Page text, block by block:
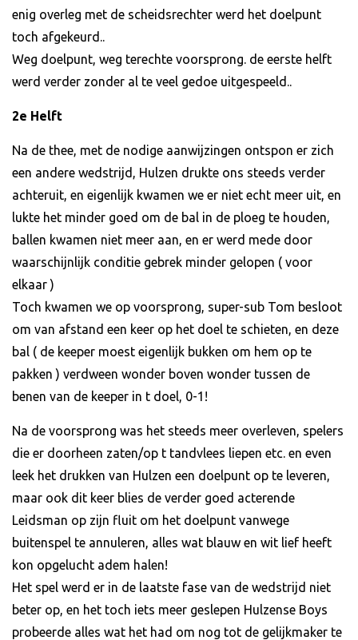
enig overleg met de scheidsrechter werd het doelpunt
toch afgekeurd..
Weg doelpunt, weg terechte voorsprong. de eerste helft
werd verder zonder al te veel gedoe uitgespeeld..
2e Helft
Na de thee, met de nodige aanwijzingen ontspon er zich
een andere wedstrijd, Hulzen drukte ons steeds verder
achteruit, en eigenlijk kwamen we er niet echt meer uit, en
lukte het minder goed om de bal in de ploeg te houden,
ballen kwamen niet meer aan, en er werd mede door
waarschijnlijk conditie gebrek minder gelopen ( voor
elkaar )
Toch kwamen we op voorsprong, super-sub Tom besloot
om van afstand een keer op het doel te schieten, en deze
bal ( de keeper moest eigenlijk bukken om hem op te
pakken ) verdween wonder boven wonder tussen de
benen van de keeper in t doel, 0-1!
Na de voorsprong was het steeds meer overleven, spelers
die er doorheen zaten/op t tandvlees liepen etc. en even
leek het drukken van Hulzen een doelpunt op te leveren,
maar ook dit keer blies de verder goed acterende
Leidsman op zijn fluit om het doelpunt vanwege
buitenspel te annuleren, alles wat blauw en wit lief heeft
kon opgelucht adem halen!
Het spel werd er in de laatste fase van de wedstrijd niet
beter op, en het toch iets meer geslepen Hulzense Boys
probeerde alles wat het had om nog tot de gelijkmaker te